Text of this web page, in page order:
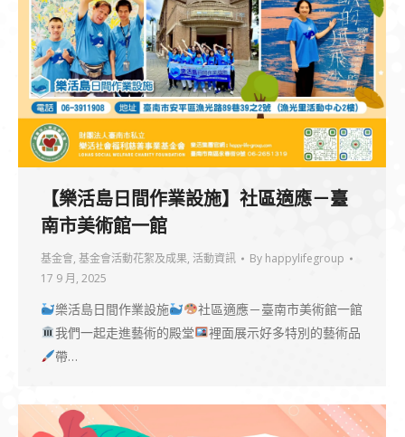
【樂活島日間作業設施】社區適應－臺
南市美術館一館
基金會, 基金會活動花絮及成果, 活動資訊 By happylifegroup
17 9 月, 2025
樂活島日間作業設施
社區適應－臺南市美術館一館
我們一起走進藝術的殿堂
裡面展示好多特別的藝術品
帶…